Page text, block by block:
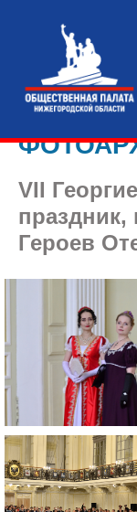
VII
Героев